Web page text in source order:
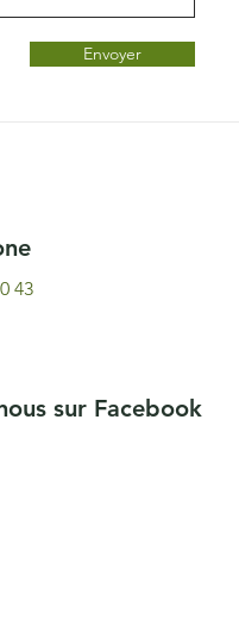
Envoyer
43
sur Facebook